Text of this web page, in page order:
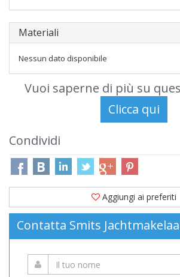
Materiali
Nessun dato disponibile
Vuoi saperne di più su
Condividi
Aggiungi ai preferiti
Contatta Smits